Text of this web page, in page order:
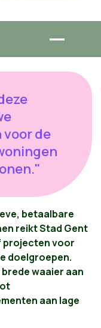
de
betaalbare
reikt Stad Gent
projecten voor
doelgroepen.
waaier aan
aan lage